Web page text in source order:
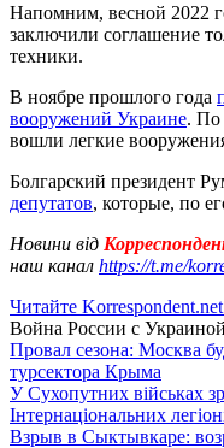
Напомним, весной 2022
заключили соглашение
техники.
В ноябре прошлого года
вооружений Украине. По
вошли легкие
Болгарский президент
депутатов, которые, по
Новини від
наш канал https://t.me/
Читайте
Война России с Украиной
Провал сезона: Москва
турсектора Крыма
У Сухопутних військах
Інтернаціональних
Взрыв в Сыктывкаре: